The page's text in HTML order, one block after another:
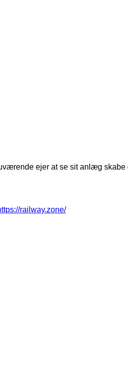
ejer at se sit anlæg
railway.zone/